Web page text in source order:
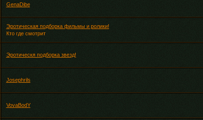
GenaDibe
Эротическая подборка фильмы и ролики!
Кто где смотрит
Эротическя подборка звезд!
Josephrils
VovaBodY